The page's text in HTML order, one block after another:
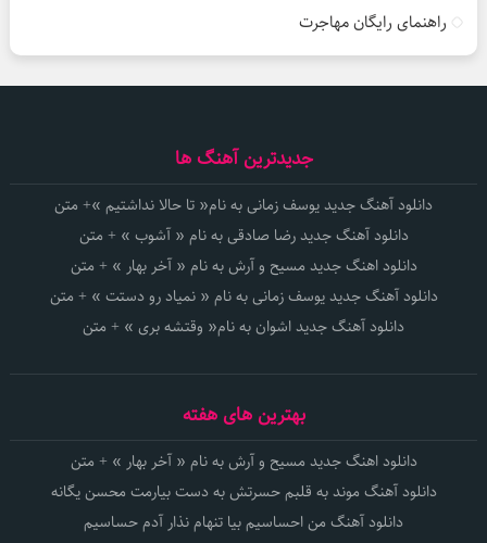
راهنمای رایگان مهاجرت
جدیدترین آهنگ ها
دانلود آهنگ جدید یوسف زمانی به نام« تا حالا نداشتیم »+ متن
دانلود آهنگ جدید رضا صادقی به نام « آشوب » + متن
دانلود اهنگ جدید مسیح و آرش به نام « آخر بهار » + متن
دانلود آهنگ جدید یوسف زمانی به نام « نمیاد رو دستت » + متن
دانلود آهنگ جدید اشوان به نام« وقتشه بری » + متن
بهترین های هفته
دانلود اهنگ جدید مسیح و آرش به نام « آخر بهار » + متن
دانلود آهنگ موند به قلبم حسرتش به دست بیارمت محسن یگانه
دانلود آهنگ من احساسیم بیا تنهام نذار آدم حساسیم